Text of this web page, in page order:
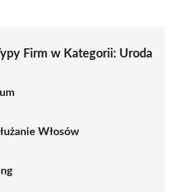
Firm w Kategorii: Uroda
Włosów